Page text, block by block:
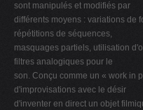
sont manipulés et modifiés par
différents moyens : variations de
répétitions de séquences,
masquages partiels, utilisation
filtres analogiques pour le
son. Conçu comme un « work in
d'improvisations avec le désir
d'inventer en direct un objet